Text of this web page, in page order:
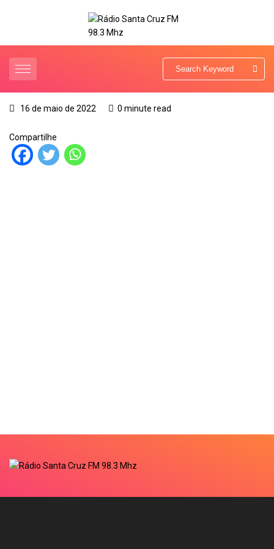
16 de maio de 2022 0 minute read
Compartilhe